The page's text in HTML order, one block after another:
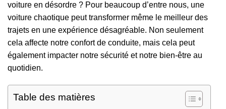
voiture en désordre ? Pour beaucoup d’entre nous, une
voiture chaotique peut transformer même le meilleur des
trajets en une expérience désagréable. Non seulement
cela affecte notre confort de conduite, mais cela peut
également impacter notre sécurité et notre bien-être au
quotidien.
Table des matières